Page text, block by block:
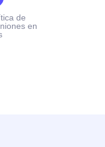
de
en